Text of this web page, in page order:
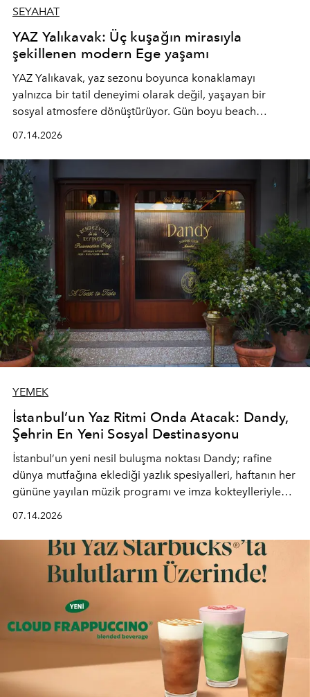
SEYAHAT
YAZ Yalıkavak: Üç kuşağın mirasıyla
şekillenen modern Ege yaşamı
YAZ Yalıkavak, yaz sezonu boyunca konaklamayı
yalnızca bir tatil deneyimi olarak değil, yaşayan bir
sosyal atmosfere dönüştürüyor. Gün boyu beach
mutfağını modern dokunuşlarla müzikle buluşturan
tematik gastronomi geceleri misafirlerle buluşuyor.
Paylaşıma, lezzete ve müziğe odaklanan bu özel
akşamlar, YAZ’ın sade lüks anlayışını gün batımından
geceye taşıyarak her hafta farklı bir deneyim sunuyor.
07.14.2026
YEMEK
İstanbul’un Yaz Ritmi Onda Atacak: Dandy,
Şehrin En Yeni Sosyal Destinasyonu
İstanbul’un yeni nesil buluşma noktası Dandy; rafine
dünya mutfağına eklediği yazlık spesiyalleri, haftanın her
gününe yayılan müzik programı ve imza kokteylleriyle
lüks" anlayışıyla buluşturan mekan; gurme lezzetleri, iyi
müziği ve açık havadaki özel puro alanını tek bir çatı
altında sunuyor.
07.14.2026